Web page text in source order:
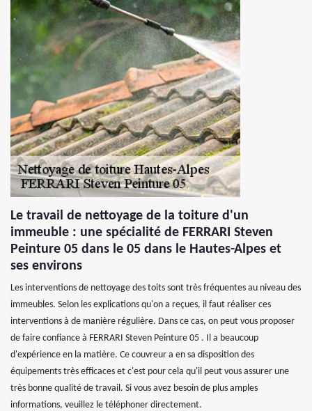
Le travail de nettoyage de la toiture d'un
immeuble : une spécialité de FERRARI Steven
Peinture 05 dans le 05 dans le Hautes-Alpes et
ses environs
Les interventions de nettoyage des toits sont très fréquentes au niveau des
immeubles. Selon les explications qu'on a reçues, il faut réaliser ces
interventions à de manière régulière. Dans ce cas, on peut vous proposer
de faire confiance à FERRARI Steven Peinture 05 . Il a beaucoup
d'expérience en la matière. Ce couvreur a en sa disposition des
équipements très efficaces et c'est pour cela qu'il peut vous assurer une
très bonne qualité de travail. Si vous avez besoin de plus amples
informations, veuillez le téléphoner directement.